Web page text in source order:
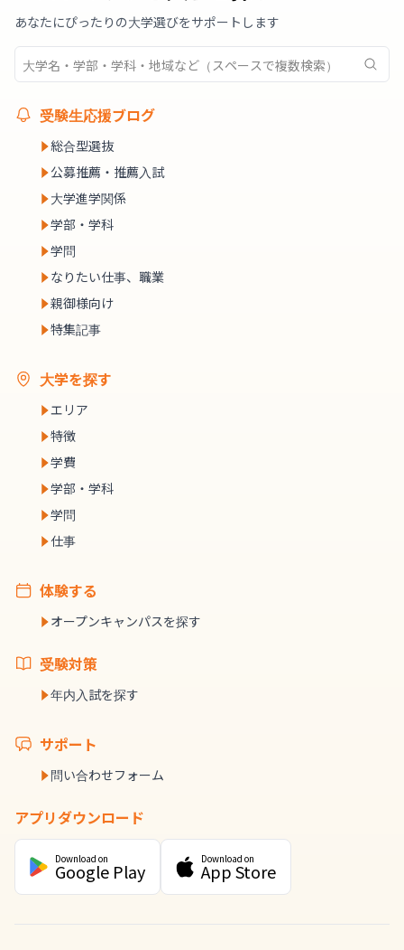
あなたにぴったりの大学選びをサポートします
受験生応援ブログ
総合型選抜
公募推薦・推薦入試
大学進学関係
学部・学科
学問
なりたい仕事、職業
親御様向け
特集記事
大学を探す
エリア
特徴
学費
学部・学科
学問
仕事
体験する
オープンキャンパスを探す
受験対策
年内入試を探す
サポート
問い合わせフォーム
アプリダウンロード
Download on
Google Play
Download on
App Store